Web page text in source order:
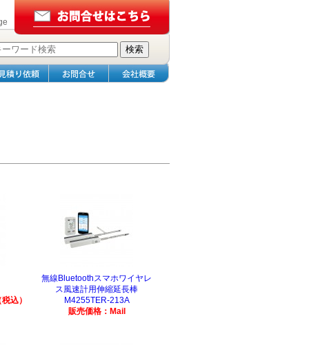
込）
無線Bluetoothスマホワイヤレ
ス風速計用伸縮延長棒
M4255TER-213A
販売価格：Mail